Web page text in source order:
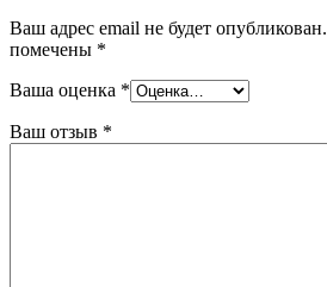
Ваш адрес email не будет опубликован.
помечены *
Ваша оценка *
Ваш отзыв *